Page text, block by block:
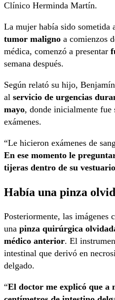
Clínico Herminda Martín.
La mujer había sido sometida
tumor maligno a comienzos
médica, comenzó a presentar
semana después.
Según relató su hijo,
al servicio de urgencias
mayo, donde inicialmente fue
exámenes.
“Le hicieron exámenes de
En ese momento le
tijeras dentro de su vestuario
Había una pinza
Posteriormente, las imágenes
una pinza quirúrgica
médico anterior. El
intestinal que derivó en
delgado.
“El doctor me explicó que a